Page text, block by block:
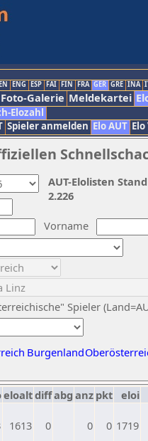
ENG ESP FAI FIN FRA GER GRE INA
Foto-Galerie Meldekartei
Elozahl
Spieler anmelden Elo AUT
Vorname
Spieler
Burgenland
AUT-Elolisten
2.226
eloaltdiffabg anz pkt eloi
1613 0 0 0 1719